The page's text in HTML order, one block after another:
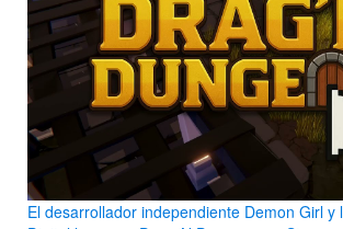
El desarrollador independiente Demon Girl y